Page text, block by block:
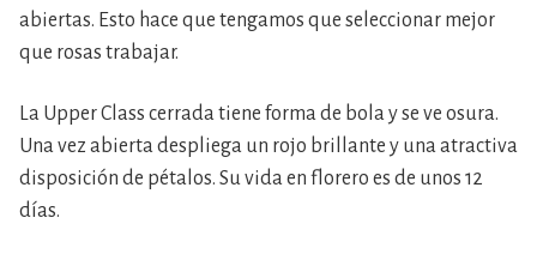
abiertas. Esto hace que tengamos que seleccionar mejor
que rosas trabajar.
La Upper Class cerrada tiene forma de bola y se ve osura.
Una vez abierta despliega un rojo brillante y una atractiva
disposición de pétalos. Su vida en florero es de unos 12
días.